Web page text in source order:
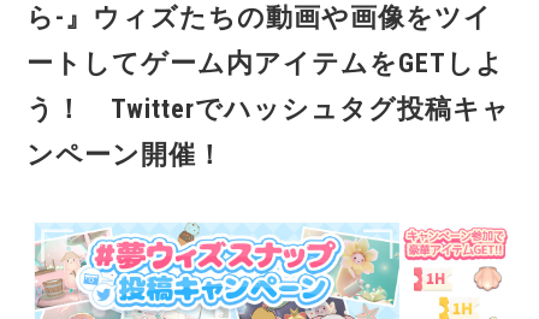
ら-』ウィズたちの動画や画像をツイ
ートしてゲーム内アイテムをGETしよ
う！ Twitterでハッシュタグ投稿キャ
ンペーン開催！